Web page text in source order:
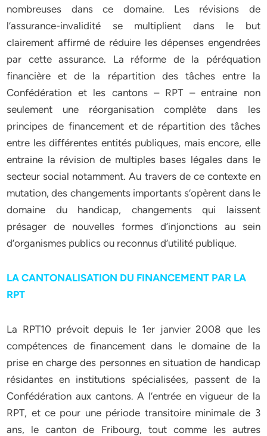
nombreuses dans ce domaine. Les révisions de
l’assurance-invalidité se multiplient dans le but
clairement affirmé de réduire les dépenses engendrées
par cette assurance. La réforme de la péréquation
financière et de la répartition des tâches entre la
Confédération et les cantons – RPT – entraine non
seulement une réorganisation complète dans les
principes de financement et de répartition des tâches
entre les différentes entités publiques, mais encore, elle
entraine la révision de multiples bases légales dans le
secteur social notamment. Au travers de ce contexte en
mutation, des changements importants s’opèrent dans le
domaine du handicap, changements qui laissent
présager de nouvelles formes d’injonctions au sein
d’organismes publics ou reconnus d’utilité publique.
LA CANTONALISATION DU FINANCEMENT PAR LA
RPT
La RPT10 prévoit depuis le 1er janvier 2008 que les
compétences de financement dans le domaine de la
prise en charge des personnes en situation de handicap
résidantes en institutions spécialisées, passent de la
Confédération aux cantons. A l’entrée en vigueur de la
RPT, et ce pour une période transitoire minimale de 3
ans, le canton de Fribourg, tout comme les autres